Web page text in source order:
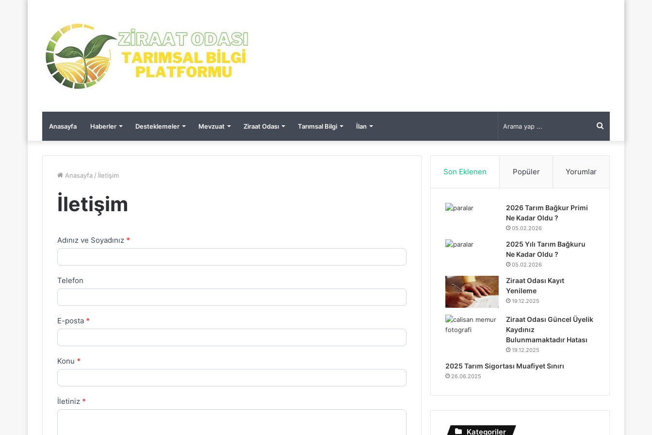
Anasayfa Haberler Desteklemeler Mevzuat Ziraat Odası Tarımsal Bilgi İlan Arama
yap
Anasayfa / İletişim
İletişim
İletişim
Adınız ve Soyadınız *
Telefon
E-posta *
Konu *
İletiniz *
Son Eklenen Popüler Yorumlar
2026 Tarım Bağkur Primi
Ne Kadar Oldu ?
05.02.2026
2025 Yılı Tarım Bağkuru
Ne Kadar Oldu ?
05.02.2026
Ziraat Odası Kayıt
Yenileme
19.12.2025
Ziraat Odası Güncel Üyelik
Kaydınız
Bulunmamaktadır Hatası
19.12.2025
2025 Tarım Sigortası Muafiyet Sınırı
26.06.2025
Kategoriler